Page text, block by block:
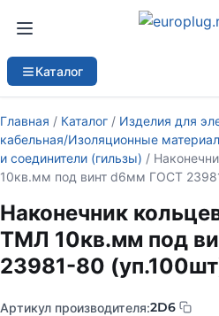
Каталог
Главная / Каталог / Изделия для
кабельная/Изоляционные
и соединители (гильзы) /
10кв.мм под винт d6мм ГОСТ
Наконечник
ТМЛ 10кв.мм под
23981-80
Артикул производителя:2D6